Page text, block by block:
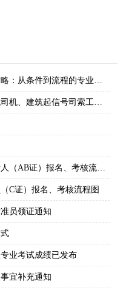
2025年最新注册岩土工程师报名全攻略：从条件到流程的专业指南
建筑施工特种作业人员（塔式起重机司机、建筑起信号司索工）报名、考核流程图
建筑施工企业主要负责人、项目负责人（AB证）报名、考核流程图
C证）报名、考核流程图
员领证通知
业考试成绩已发布
宜补充通知